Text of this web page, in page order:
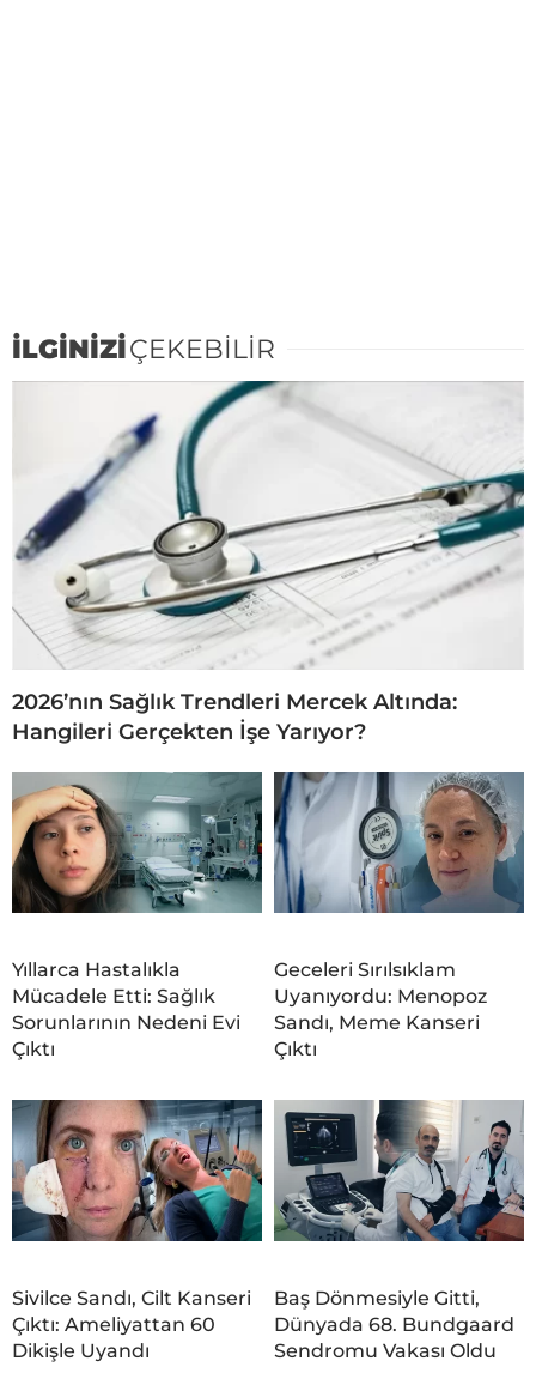
İLGİNİZİÇEKEBİLİR
2026’nın Sağlık Trendleri Mercek Altında:
Hangileri Gerçekten İşe Yarıyor?
Yıllarca Hastalıkla
Mücadele Etti: Sağlık
Sorunlarının Nedeni Evi
Çıktı
Geceleri Sırılsıklam
Uyanıyordu: Menopoz
Sandı, Meme Kanseri
Çıktı
Sivilce Sandı, Cilt Kanseri
Çıktı: Ameliyattan 60
Dikişle Uyandı
Baş Dönmesiyle Gitti,
Dünyada 68. Bundgaard
Sendromu Vakası Oldu